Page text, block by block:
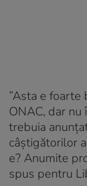
”Asta e foarte
ONAC, dar
trebuia
câștigătorilor
e? Anumite
spus pentru